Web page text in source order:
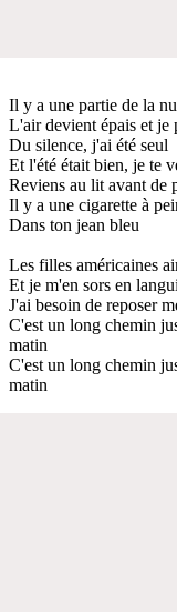
Il y a une partie de la
L'air devient épais et je
Du silence, j'ai été seul
Et l'été était bien, je te
Reviens au lit avant de
Il y a une cigarette à
Dans ton jean bleu
Les filles américaines
Et je m'en sors en
J'ai besoin de reposer
C'est un long chemin
matin
C'est un long chemin
matin